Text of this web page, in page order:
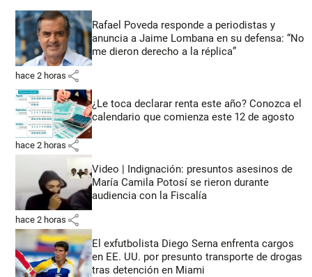
Rafael Poveda responde a periodistas y
anuncia a Jaime Lombana en su defensa: “No
me dieron derecho a la réplica”
hace 2 horas share
¿Le toca declarar renta este año? Conozca el
calendario que comienza este 12 de agosto
hace 2 horas share
Video | Indignación: presuntos asesinos de
María Camila Potosí se rieron durante
audiencia con la Fiscalía
hace 2 horas share
El exfutbolista Diego Serna enfrenta cargos
en EE. UU. por presunto transporte de drogas
tras detención en Miami